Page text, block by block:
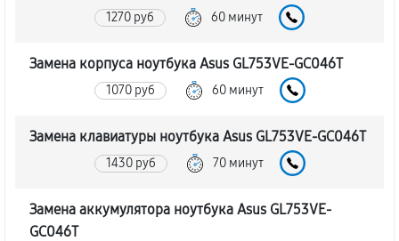
1270 руб 60 минут
Замена корпуса ноутбука Asus GL753VE-GC046T
1070 руб 60 минут
Замена клавиатуры ноутбука Asus GL753VE-GC046T
1430 руб 70 минут
Замена аккумулятора ноутбука Asus GL753VE-
GC046T